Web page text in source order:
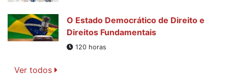
O Estado Democrático de Direito e
Direitos Fundamentais
120 horas
Ver todos